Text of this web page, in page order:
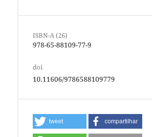
ISBN-A (26)
978-65-88109-77-9
doi
10.11606/9786588109779
tweet compartilhar